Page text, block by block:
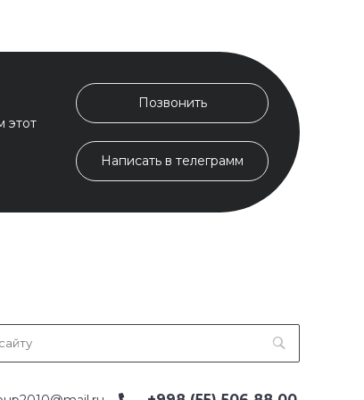
этот
Позвонить
Написать в телеграмм